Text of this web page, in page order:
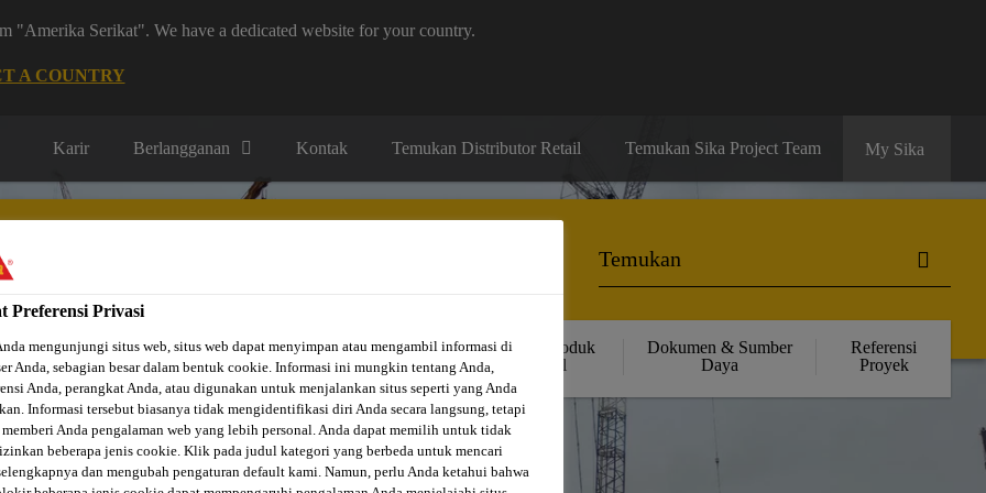
"Amerika Serikat". We have a dedicated website for your country.
A COUNTRY
Karir Berlangganan Kontak Temukan Distributor Retail Temukan Sika Project Team My Sika
menurut
Solusi menurut
Projek
Solusi Otomotif &
Industri
Solusi Produk
Retail
Dokumen & Sumber
Daya
Referensi
Proyek
Preferensi Privasi
mengunjungi situs web, situs web dapat menyimpan atau mengambil informasi di
Anda, sebagian besar dalam bentuk cookie. Informasi ini mungkin tentang Anda,
Anda, perangkat Anda, atau digunakan untuk menjalankan situs seperti yang Anda
Informasi tersebut biasanya tidak mengidentifikasi diri Anda secara langsung, tetapi
memberi Anda pengalaman web yang lebih personal. Anda dapat memilih untuk tidak
beberapa jenis cookie. Klik pada judul kategori yang berbeda untuk mencari
dan mengubah pengaturan default kami. Namun, perlu Anda ketahui bahwa